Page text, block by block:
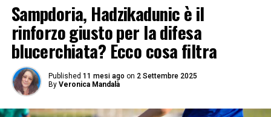
Sampdoria, Hadzikadunic è il
rinforzo giusto per la difesa
blucerchiata? Ecco cosa filtra
Published 11 mesi ago on 2 Settembre 2025
By Veronica Mandalà